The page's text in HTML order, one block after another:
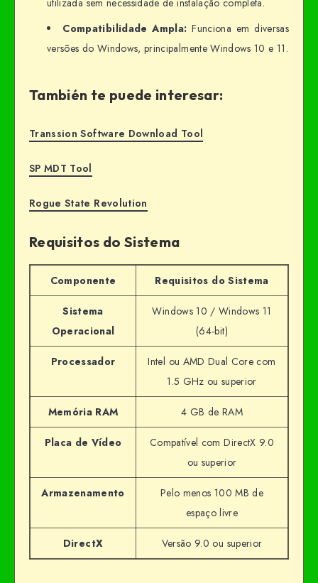
Compatibilidade Ampla: Funciona em diversas
versões do Windows, principalmente Windows 10 e 11.
También te puede interesar:
Transsion Software Download Tool
SP MDT Tool
Rogue State Revolution
Requisitos do Sistema
Componente Requisitos do Sistema
Sistema
Operacional
Windows 10 / Windows 11
(64-bit)
Processador
Intel ou AMD Dual Core com
1.5 GHz ou superior
Memória RAM 4 GB de RAM
Placa de Vídeo
Compatível com DirectX 9.0
ou superior
Armazenamento
Pelo menos 100 MB de
espaço livre
DirectX Versão 9.0 ou superior